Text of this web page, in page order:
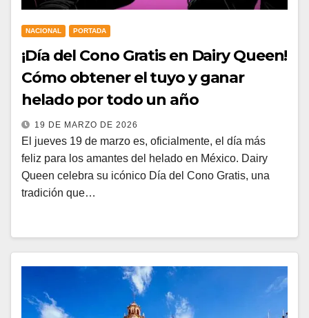
NACIONAL PORTADA
¡Día del Cono Gratis en Dairy Queen!
Cómo obtener el tuyo y ganar
helado por todo un año
19 DE MARZO DE 2026
El jueves 19 de marzo es, oficialmente, el día más
feliz para los amantes del helado en México. Dairy
Queen celebra su icónico Día del Cono Gratis, una
tradición que…